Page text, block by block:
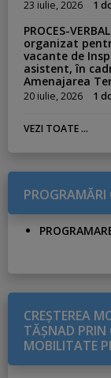
23 iulie, 2026 1
PROCES-
organizat
vacante de
asistent, în
Amenajarea
20 iulie, 2026 1
VEZI TOATE ...
PROGRAMĂRI
CREŞTEREA
TĂŞNAD PRIN
MOBILITATE